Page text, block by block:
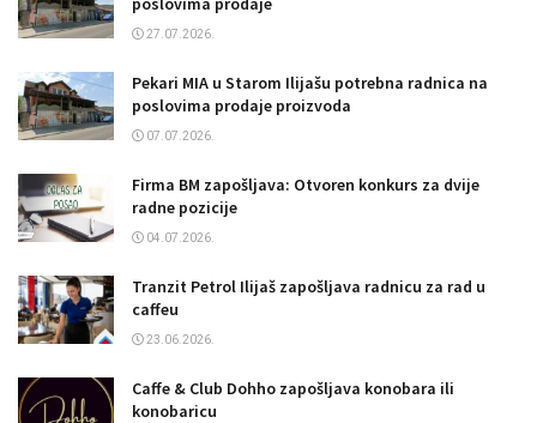
27.07.2026.
Pekari MIA u Starom Ilijašu potrebna radnica na
poslovima prodaje proizvoda
07.07.2026.
Firma BM zapošljava: Otvoren konkurs za dvije
radne pozicije
04.07.2026.
Tranzit Petrol Ilijaš zapošljava radnicu za rad u
caffeu
23.06.2026.
Caffe & Club Dohho zapošljava konobara ili
konobaricu